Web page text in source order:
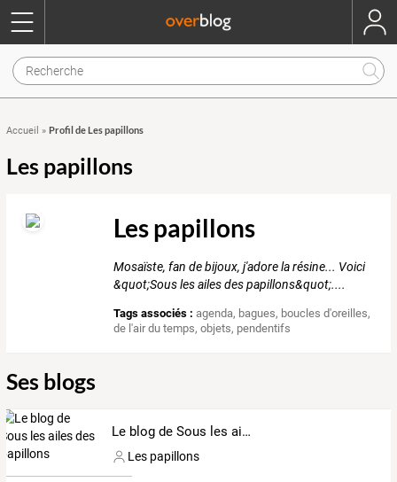
Accueil » Profil de Les papillons
Les papillons
Les papillons
Mosaïste, fan de bijoux, j'adore la résine... Voici
&quot;Sous les ailes des papillons&quot;....
Tags associés : agenda, bagues, boucles d'oreilles,
de l'air du temps,objets, pendentifs
Ses blogs
Le blog de Sous les ailes des papillons
Les papillons